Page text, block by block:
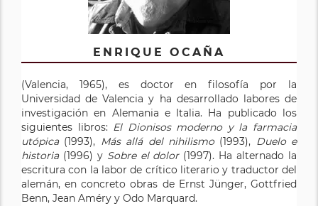
ENRIQUE OCAÑA
(Valencia, 1965), es doctor en filosofía por la
Universidad de Valencia y ha desarrollado labores de
investigación en Alemania e Italia. Ha publicado los
siguientes libros: El Dionisos moderno y la farmacia
utópica(1993), Más allá del nihilismo(1993), Duelo e
historia(1996) y Sobre el dolor(1997). Ha alternado la
escritura con la labor de crítico literario y traductor del
alemán, en concreto obras de Ernst Jünger, Gottfried
Benn, Jean Améry y Odo Marquard.